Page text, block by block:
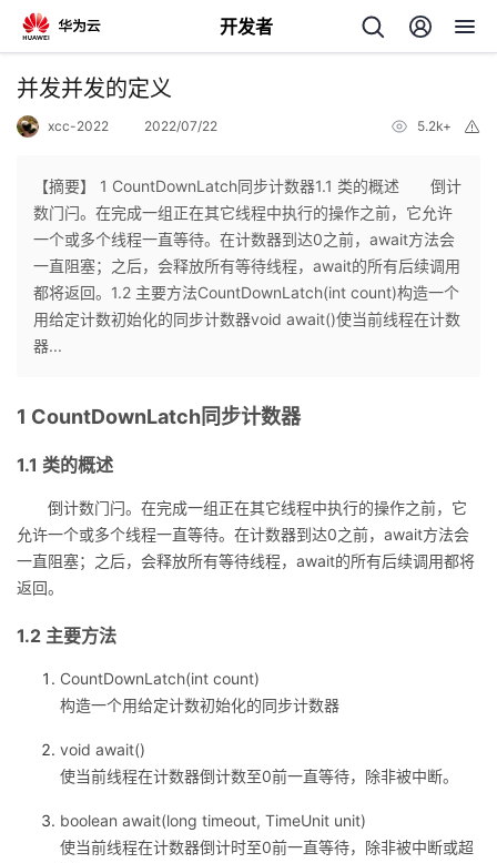
开发者
返
个
人
页
我
开
者
我
的
客
我
论
的
我
的
开
发
者
学
我
我
的
Programs
我
的
支
持
的
我
并发并发的定义
xcc-2022 2022/07/22 5.2k+
【摘要】 1 CountDownLatch同步计数器1.1 类的概述 倒计
数门闩。在完成一组正在其它线程中执行的操作之前，它允许
一个或多个线程一直等待。在计数器到达0之前，await方法会
一直阻塞；之后，会释放所有等待线程，await的所有后续调用
都将返回。1.2 主要方法CountDownLatch(int count)构造一个
用给定计数初始化的同步计数器void await()使当前线程在计数
器...
1 CountDownLatch同步计数器
1.1 类的概述
倒计数门闩。在完成一组正在其它线程中执行的操作之前，它
允许一个或多个线程一直等待。在计数器到达0之前，await方法会
一直阻塞；之后，会释放所有等待线程，await的所有后续调用都将
返回。
1.2 主要方法
CountDownLatch(int count)
构造一个用给定计数初始化的同步计数器
void await()
使当前线程在计数器倒计数至0前一直等待，除非被中断。
boolean await(long timeout, TimeUnit unit)
使当前线程在计数器倒计时至0前一直等待，除非被中断或超